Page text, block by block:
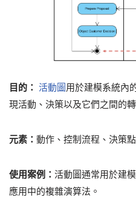
目的： 活動圖 用於建模系統內
現活動、決策以及它們之間的轉
元素： 動作、控制流程、決策
使用案例： 活動圖通常用於建
應用中的複雜演算法。